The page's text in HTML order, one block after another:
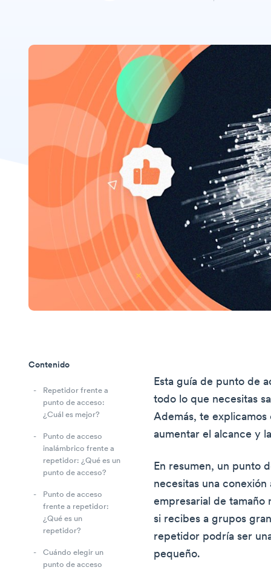
Contenido
Repetidor frente a
punto de acceso:
¿Cuál es mejor?
Punto de acceso
inalámbrico frente a
repetidor: ¿Qué es un
punto de acceso?
Punto de acceso
frente a repetidor:
¿Qué es un
repetidor?
Cuándo elegir un
punto de acceso
Esta guía de punto de
todo lo que necesitas
Además, te
aumentar el alcance y
En resumen, un punto
necesitas una
empresarial de tamaño
si recibes a grupos
repetidor podría ser
pequeño.